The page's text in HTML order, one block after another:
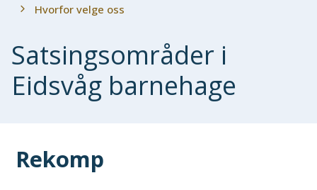
Du
Hvorfor velge oss
Satsingsområder i
Eidsvåg barnehage
Rekomp